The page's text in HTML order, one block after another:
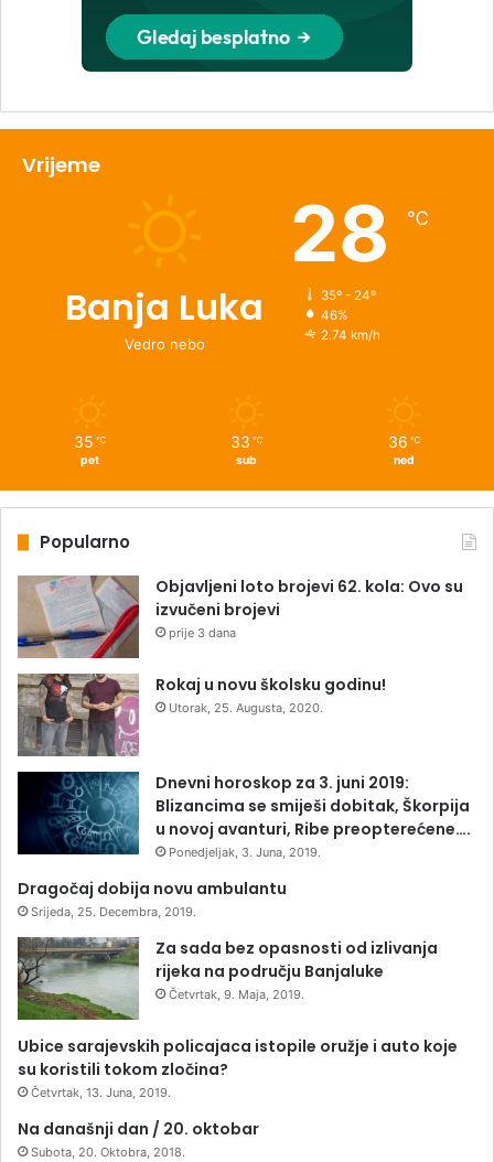
Vrijeme
Banja Luka
Vedro nebo
28 ℃
35º - 24º
46%
2.74 km/h
35 ℃
pet
33 ℃
sub
36 ℃
ned
Popularno
Objavljeni loto brojevi 62. kola: Ovo su
izvučeni brojevi
prije 3 dana
Rokaj u novu školsku godinu!
Utorak, 25. Augusta, 2020.
Dnevni horoskop za 3. juni 2019:
Blizancima se smiješi dobitak, Škorpija
u novoj avanturi, Ribe preopterećene….
Ponedjeljak, 3. Juna, 2019.
Dragočaj dobija novu ambulantu
Srijeda, 25. Decembra, 2019.
Za sada bez opasnosti od izlivanja
rijeka na području Banjaluke
Četvrtak, 9. Maja, 2019.
Ubice sarajevskih policajaca istopile oružje i auto koje
su koristili tokom zločina?
Četvrtak, 13. Juna, 2019.
Na današnji dan / 20. oktobar
Subota, 20. Oktobra, 2018.